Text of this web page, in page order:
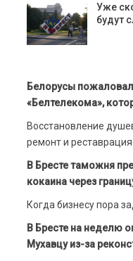
Уже
будут
Белорусы
«Белтелекома»,
Восстановление
ремонт и реставрация
В Бресте таможня
кокаина через
Когда бизнесу пора
В Бресте на неделю
Мухавцу из-за